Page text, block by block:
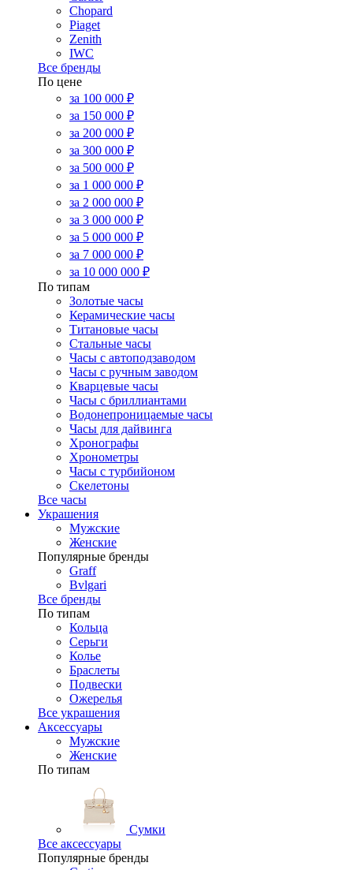
Chopard
Piaget
Zenith
IWC
Все бренды
По цене
за 100 000 ₽
за 150 000 ₽
за 200 000 ₽
за 300 000 ₽
за 500 000 ₽
за 1 000 000 ₽
за 2 000 000 ₽
за 3 000 000 ₽
за 5 000 000 ₽
за 7 000 000 ₽
за 10 000 000 ₽
По типам
Золотые часы
Керамические часы
Титановые часы
Стальные часы
Часы с автоподзаводом
Часы с ручным заводом
Кварцевые часы
Часы с бриллиантами
Водонепроницаемые часы
Часы для дайвинга
Хронографы
Хронометры
Часы с турбийоном
Скелетоны
Все часы
Украшения
Мужские
Женские
Популярные бренды
Graff
Bvlgari
Все бренды
По типам
Кольца
Серьги
Колье
Браслеты
Подвески
Ожерелья
Все украшения
Аксессуары
Мужские
Женские
По типам
Сумки
Все аксессуары
Популярные бренды